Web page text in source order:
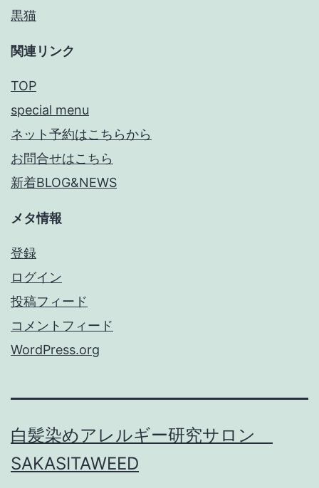
黒猫
関連リンク
TOP
special menu
ネット予約はこちらから
お問合せはこちら
新着BLOG&NEWS
メタ情報
登録
ログイン
投稿フィード
コメントフィード
WordPress.org
白髪染めアレルギー研究サロン
SAKASITAWEED